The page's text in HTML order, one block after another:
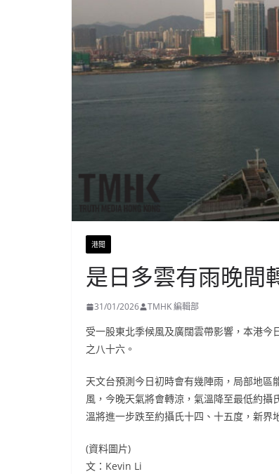
港聞
是日多雲有雨晚間
31/01/2026 TMHK 編輯部
受一股東北季候風及廣闊雲帶影響，本港
之八十六。
天文台預測今日初時會有幾陣雨，局部地
風，今晚天氣將會轉涼，氣溫降至最低約
溫將進一步跌至約攝氏十四、十五度，新界
(資料圖片)
文：Kevin Li